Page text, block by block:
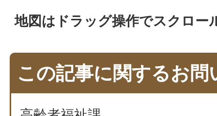
地図はドラッグ操作でスクロー
この記事に関するお問